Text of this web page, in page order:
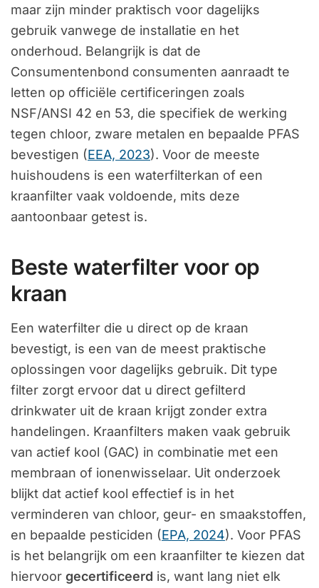
maar zijn minder praktisch voor dagelijks
gebruik vanwege de installatie en het
onderhoud. Belangrijk is dat de
Consumentenbond consumenten aanraadt te
letten op officiële certificeringen zoals
NSF/ANSI 42 en 53, die specifiek de werking
tegen chloor, zware metalen en bepaalde PFAS
bevestigen (EEA, 2023). Voor de meeste
huishoudens is een waterfilterkan of een
kraanfilter vaak voldoende, mits deze
aantoonbaar getest is.
Beste waterfilter voor op
kraan
Een waterfilter die u direct op de kraan
bevestigt, is een van de meest praktische
oplossingen voor dagelijks gebruik. Dit type
filter zorgt ervoor dat u direct gefilterd
drinkwater uit de kraan krijgt zonder extra
handelingen. Kraanfilters maken vaak gebruik
van actief kool (GAC) in combinatie met een
membraan of ionenwisselaar. Uit onderzoek
blijkt dat actief kool effectief is in het
verminderen van chloor, geur- en smaakstoffen,
en bepaalde pesticiden (EPA, 2024). Voor PFAS
is het belangrijk om een kraanfilter te kiezen dat
hiervoor gecertificeerd is, want lang niet elk